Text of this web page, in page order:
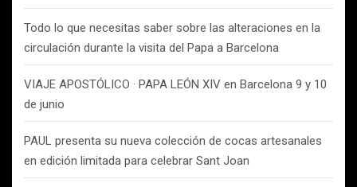
Todo lo que necesitas saber sobre las alteraciones en la
circulación durante la visita del Papa a Barcelona
VIAJE APOSTÓLICO · PAPA LEÓN XIV en Barcelona 9 y 10
de junio
PAUL presenta su nueva colección de cocas artesanales
en edición limitada para celebrar Sant Joan